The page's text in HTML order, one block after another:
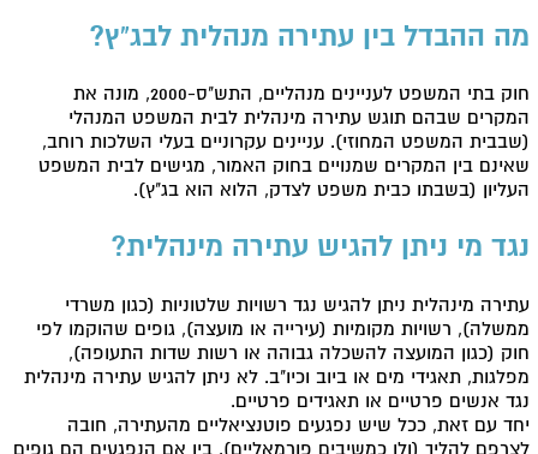
מה ההבדל בין עתירה מנהלית לבג"ץ?
חוק בתי המשפט לעניינים מנהליים, התש"ס-2000, מונה את
המקרים שבהם תוגש עתירה מינהלית לבית המשפט המנהלי
(שבבית המשפט המחוזי). עניינים עקרוניים בעלי השלכות רוחב,
שאינם בין המקרים שמנויים בחוק האמור, מגישים לבית המשפט
העליון (בשבתו כבית משפט לצדק, הלוא הוא בג"ץ).
נגד מי ניתן להגיש עתירה מינהלית?
עתירה מינהלית ניתן להגיש נגד רשויות שלטוניות (כגון משרדי
ממשלה), רשויות מקומיות (עירייה או מועצה), גופים שהוקמו לפי
חוק (כגון המועצה להשכלה גבוהה או רשות שדות התעופה),
מפלגות, תאגידי מים או ביוב וכיו"ב. לא ניתן להגיש עתירה מינהלית
נגד אנשים פרטיים או תאגידים פרטיים.
יחד עם זאת, ככל שיש נפגעים פוטנציאליים מהעתירה, חובה
לצרפם להליך (ולו כמשיבים פורמאליים). בין אם הנפגעים הם גופים